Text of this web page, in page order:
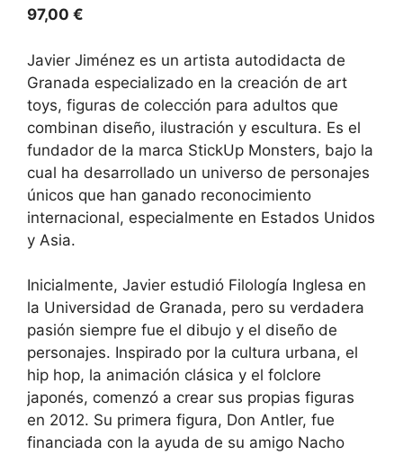
97,00 €
Javier Jiménez es un artista autodidacta de
Granada especializado en la creación de art
toys, figuras de colección para adultos que
combinan diseño, ilustración y escultura. Es el
fundador de la marca StickUp Monsters, bajo la
cual ha desarrollado un universo de personajes
únicos que han ganado reconocimiento
internacional, especialmente en Estados Unidos
y Asia.
Inicialmente, Javier estudió Filología Inglesa en
la Universidad de Granada, pero su verdadera
pasión siempre fue el dibujo y el diseño de
personajes. Inspirado por la cultura urbana, el
hip hop, la animación clásica y el folclore
japonés, comenzó a crear sus propias figuras
en 2012. Su primera figura, Don Antler, fue
financiada con la ayuda de su amigo Nacho